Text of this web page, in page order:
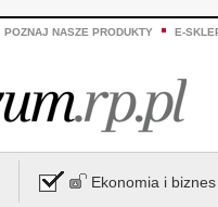
POZNAJ NASZE PRODUKTY E-
Ekonomia i biznes